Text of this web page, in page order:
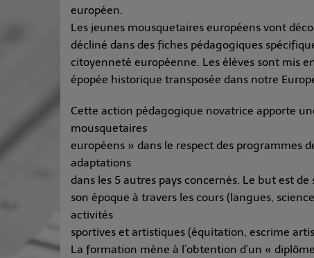
européen.
Les jeunes mousquetaires européens vont
décliné dans des fiches pédagogiques
citoyenneté européenne. Les élèves sont mis
épopée historique transposée dans notre
Cette action pédagogique novatrice apporte
mousquetaires
européens » dans le respect des programmes
adaptations
dans les 5 autres pays concernés. Le but est
son époque à travers les cours (langues,
activités
sportives et artistiques (équitation, escrime
La formation mène à l’obtention d’un «